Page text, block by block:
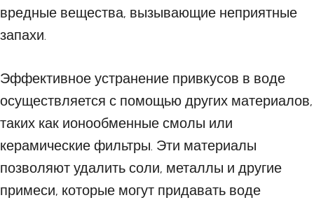
вредные вещества, вызывающие неприятные
запахи.
Эффективное устранение привкусов в воде
осуществляется с помощью других материалов,
таких как ионообменные смолы или
керамические фильтры. Эти материалы
позволяют удалить соли, металлы и другие
примеси, которые могут придавать воде